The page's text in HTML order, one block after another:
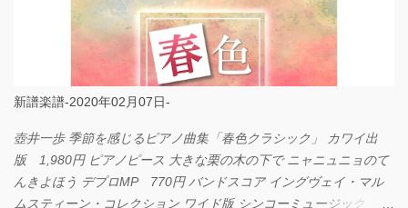
新譜楽譜-2020年02月07日-
壺井一歩 季節を感じるピアノ曲集「春色クラシック」 カワイ出
版 1,980円 ピアノピース 大きな栗の木の下で ニャニュニョのて
んきよほう デプロMP 770円 バンドスコア イングヴェイ・マル
ムスティーン・コレクション ワイド版 シンコーミュージック